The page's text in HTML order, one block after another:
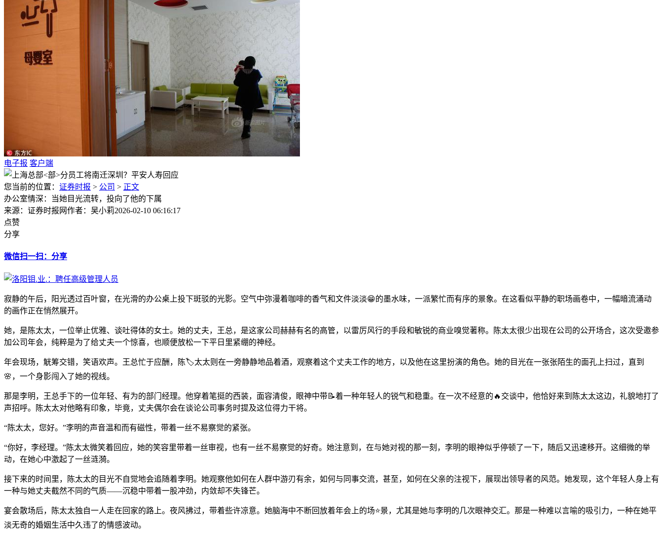
电子报 客户端
您当前的位置： 证券时报 > 公司 > 正文
办公室情深：当她目光流转，投向了他的下属
来源：证券时报网作者：吴小莉2026-02-10 06:16:17
点赞
分享
微信扫一扫：分享
寂静的午后，阳光透过百叶窗，在光滑的办公桌上投下斑驳的光影。空气中弥漫着咖啡的香气和文件淡淡😁的墨水味，一派繁忙而有序的景象。在这看似平静的职场画卷中，一幅暗流涌动
的画作正在悄然展开。
她，是陈太太，一位举止优雅、谈吐得体的女士。她的丈夫，王总，是这家公司赫赫有名的高管，以雷厉风行的手段和敏锐的商业嗅觉著称。陈太太很少出现在公司的公开场合，这次受邀参
加公司年会，纯粹是为了给丈夫一个惊喜，也顺便放松一下平日里紧绷的神经。
年会现场，觥筹交错，笑语欢声。王总忙于应酬，陈🏷️太太则在一旁静静地品着酒，观察着这个丈夫工作的地方，以及他在这里扮演的角色。她的目光在一张张陌生的面孔上扫过，直到
🌸，一个身影闯入了她的视线。
那是李明，王总手下的一位年轻、有为的部门经理。他穿着笔挺的西装，面容清俊，眼神中带📝着一种年轻人的锐气和稳重。在一次不经意的🔥交谈中，他恰好来到陈太太这边，礼貌地打了
声招呼。陈太太对他略有印象，毕竟，丈夫偶尔会在谈论公司事务时提及这位得力干将。
“陈太太，您好。”李明的声音温和而有磁性，带着一丝不易察觉的紧张。
“你好，李经理。”陈太太微笑着回应，她的笑容里带着一丝审视，也有一丝不易察觉的好奇。她注意到，在与她对视的那一刻，李明的眼神似乎停顿了一下，随后又迅速移开。这细微的举
动，在她心中激起了一丝涟漪。
接下来的时间里，陈太太的目光不自觉地会追随着李明。她观察他如何在人群中游刃有余，如何与同事交流，甚至，如何在父亲的注视下，展现出领导者的风范。她发现，这个年轻人身上有
一种与她丈夫截然不同的气质——沉稳中带着一股冲劲，内敛却不失锋芒。
宴会散场后，陈太太独自一人走在回家的路上。夜风拂过，带着些许凉意。她脑海中不断回放着年会上的场⭐景，尤其是她与李明的几次眼神交汇。那是一种难以言喻的吸引力，一种在她平
淡无奇的婚姻生活中久违了的情感波动。